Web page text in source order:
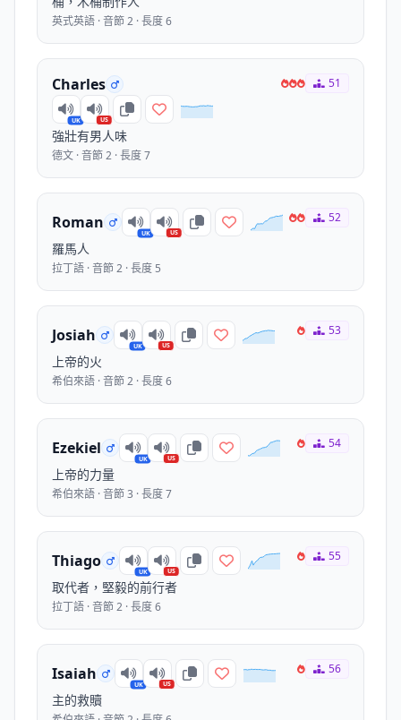
英式英語 · 音節 2 · 長度 6
Charles
UK US
強壯有男人味
德文 · 音節 2 · 長度 7
51
Roman
UK US
羅馬人
拉丁語 · 音節 2 · 長度 5
52
Josiah
UK US
上帝的火
希伯來語 · 音節 2 · 長度 6
53
Ezekiel
UK US
上帝的力量
希伯來語 · 音節 3 · 長度 7
54
Thiago
UK US
取代者，堅毅的前行者
拉丁語 · 音節 2 · 長度 6
55
Isaiah
UK US
主的救贖
56